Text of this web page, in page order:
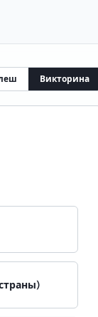
Викторина